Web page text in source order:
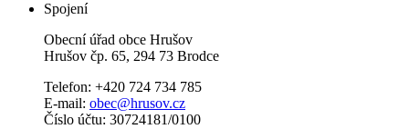
Spojení
Obecní úřad obce Hrušov
Hrušov čp. 65, 294 73 Brodce
Telefon: +420 724 734 785
E-mail: obec@hrusov.cz
Číslo účtu: 30724181/0100